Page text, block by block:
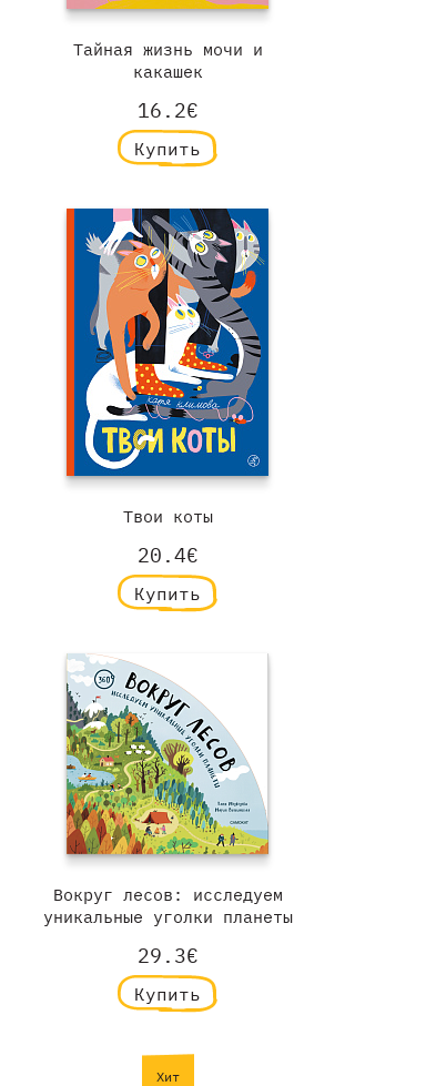
Тайная жизнь мочи и
какашек
16.2€
Купить
Твои коты
20.4€
Купить
Вокруг лесов: исследуем
уникальные уголки планеты
29.3€
Купить
Хит